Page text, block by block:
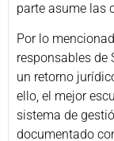
parte asume las
Por lo
responsables de
un retorno
ello, el mejor
sistema de
documentado